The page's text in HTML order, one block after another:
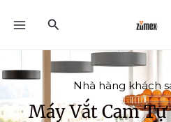
Search
Nhà hàng khách
Máy Vắt Cam